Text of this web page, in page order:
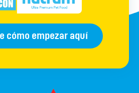
cómo empezar aquí